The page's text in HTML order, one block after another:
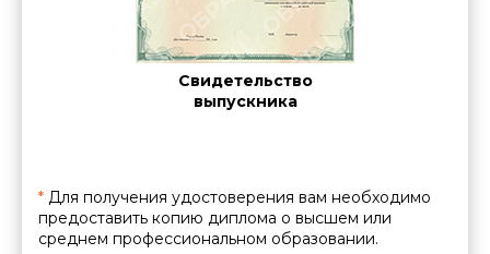
Свидетельство
выпускника
* Для получения удостоверения вам необходимо
предоставить копию диплома о высшем или
среднем профессиональном образовании.